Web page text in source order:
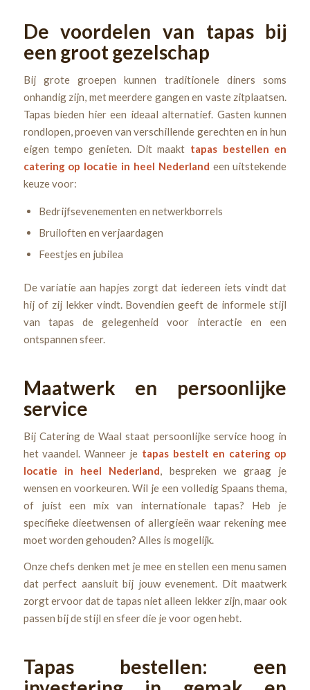
De voordelen van tapas bij
een groot gezelschap
Bij grote groepen kunnen traditionele diners soms
onhandig zijn, met meerdere gangen en vaste zitplaatsen.
Tapas bieden hier een ideaal alternatief. Gasten kunnen
rondlopen, proeven van verschillende gerechten en in hun
eigen tempo genieten. Dit maakt tapas bestellen en
catering op locatie in heel Nederland een uitstekende
keuze voor:
Bedrijfsevenementen en netwerkborrels
Bruiloften en verjaardagen
Feestjes en jubilea
De variatie aan hapjes zorgt dat iedereen iets vindt dat
hij of zij lekker vindt. Bovendien geeft de informele stijl
van tapas de gelegenheid voor interactie en een
ontspannen sfeer.
Maatwerk en persoonlijke
service
Bij Catering de Waal staat persoonlijke service hoog in
het vaandel. Wanneer je tapas bestelt en catering op
locatie in heel Nederland, bespreken we graag je
wensen en voorkeuren. Wil je een volledig Spaans thema,
of juist een mix van internationale tapas? Heb je
specifieke dieetwensen of allergieën waar rekening mee
moet worden gehouden? Alles is mogelijk.
Onze chefs denken met je mee en stellen een menu samen
dat perfect aansluit bij jouw evenement. Dit maatwerk
zorgt ervoor dat de tapas niet alleen lekker zijn, maar ook
passen bij de stijl en sfeer die je voor ogen hebt.
Tapas bestellen: een